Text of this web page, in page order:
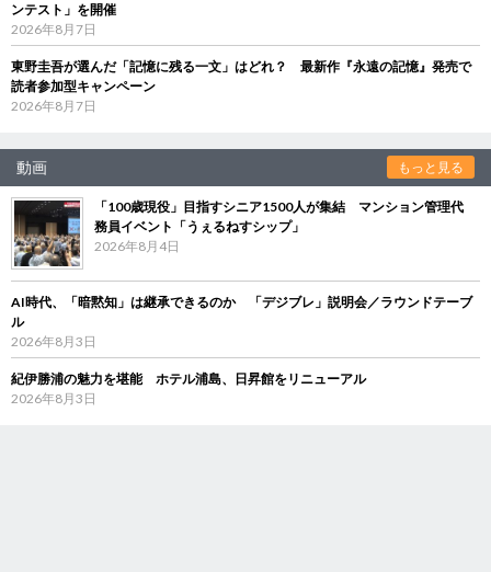
ンテスト」を開催
2026年8月7日
東野圭吾が選んだ「記憶に残る一文」はどれ？ 最新作『永遠の記憶』発売で
読者参加型キャンペーン
2026年8月7日
動画 もっと見る
「100歳現役」目指すシニア1500人が集結 マンション管理代
務員イベント「うぇるねすシップ」
2026年8月4日
AI時代、「暗黙知」は継承できるのか 「デジブレ」説明会／ラウンドテーブ
ル
2026年8月3日
紀伊勝浦の魅力を堪能 ホテル浦島、日昇館をリニューアル
2026年8月3日